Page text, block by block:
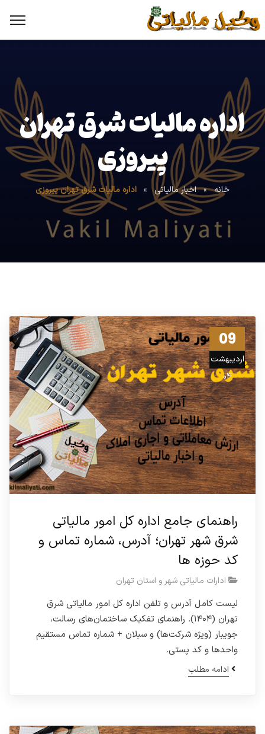
اداره مالیات شرق تهران
پیروزی
خانه » اخبار مالیاتی » اداره مالیات شرق تهران پیروزی
09
اردیبهشت
04
راهنمای جامع اداره کل امور مالیاتی
شرق شهر تهران؛ آدرس، شماره تماس و
کد حوزه ها
ادارات مالیاتی شهر و استان تهران
لیست کامل آدرس و تلفن اداره کل امور مالیاتی شرق
تهران (۱۴۰۴). راهنمای تفکیک ساختمان‌های رسالت،
جویبار (ویژه شرکت‌ها) و سبلان + شماره تماس مستقیم
واحدها و کد پستی.
ادامه مطلب